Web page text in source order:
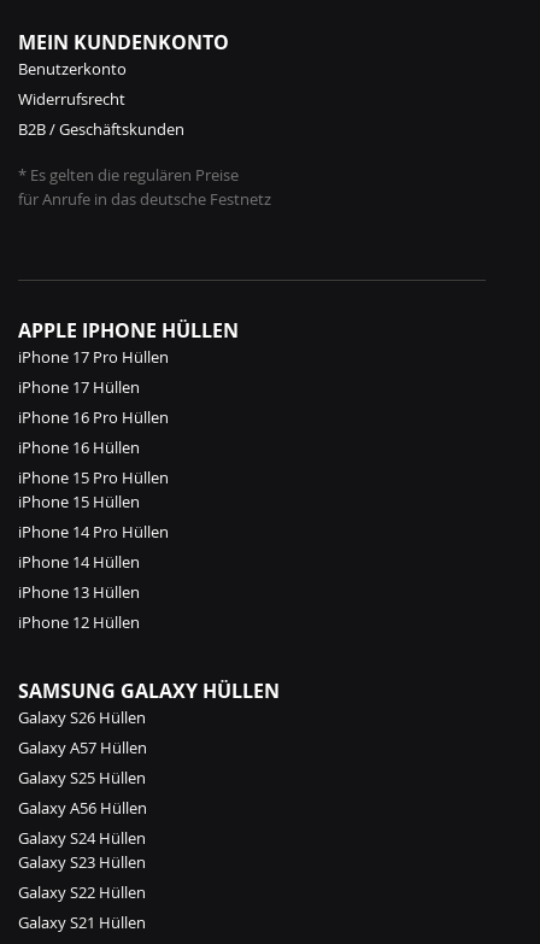
MEIN KUNDENKONTO
Benutzerkonto
Widerrufsrecht
B2B / Geschäftskunden
* Es gelten die regulären Preise
für Anrufe in das deutsche Festnetz
APPLE IPHONE HÜLLEN
iPhone 17 Pro Hüllen
iPhone 17 Hüllen
iPhone 16 Pro Hüllen
iPhone 16 Hüllen
iPhone 15 Pro Hüllen
iPhone 15 Hüllen
iPhone 14 Pro Hüllen
iPhone 14 Hüllen
iPhone 13 Hüllen
iPhone 12 Hüllen
SAMSUNG GALAXY HÜLLEN
Galaxy S26 Hüllen
Galaxy A57 Hüllen
Galaxy S25 Hüllen
Galaxy A56 Hüllen
Galaxy S24 Hüllen
Galaxy S23 Hüllen
Galaxy S22 Hüllen
Galaxy S21 Hüllen